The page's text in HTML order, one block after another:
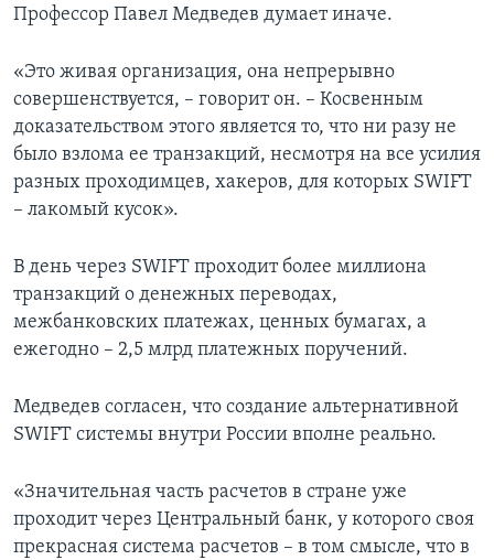
Профессор Павел Медведев думает иначе.
«Это живая организация, она непрерывно
совершенствуется, – говорит он. – Косвенным
доказательством этого является то, что ни разу не
было взлома ее транзакций, несмотря на все усилия
разных проходимцев, хакеров, для которых SWIFT
– лакомый кусок».
В день через SWIFT проходит более миллиона
транзакций о денежных переводах,
межбанковских платежах, ценных бумагах, а
ежегодно – 2,5 млрд платежных поручений.
Медведев согласен, что создание альтернативной
SWIFT системы внутри России вполне реально.
«Значительная часть расчетов в стране уже
проходит через Центральный банк, у которого своя
прекрасная система расчетов – в том смысле, что в